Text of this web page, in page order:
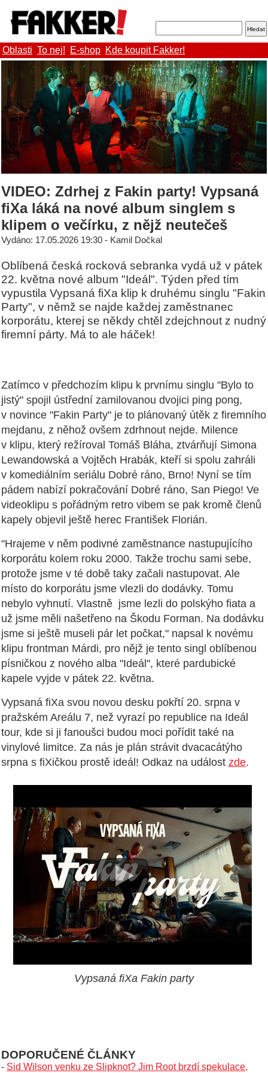
Oblasti To nej! E-shop Kde koupit Fakker!
VIDEO: Zdrhej z Fakin party! Vypsaná
fiXa láká na nové album singlem s
klipem o večírku, z nějž neutečeš
Vydáno: 17.05.2026 19:30 - Kamil Dočkal
Oblíbená česká rocková sebranka vydá už v pátek
22. května nové album "Ideál". Týden před tím
vypustila Vypsaná fiXa klip k druhému singlu "Fakin
Party", v němž se najde každej zaměstnanec
korporátu, kterej se někdy chtěl zdejchnout z nudný
firemní párty. Má to ale háček!
Zatímco v předchozím klipu k prvnímu singlu "Bylo to
jistý" spojil ústřední zamilovanou dvojici ping pong,
v novince "Fakin Party" je to plánovaný útěk z firemního
mejdanu, z něhož ovšem zdrhnout nejde. Milence
v klipu, který režíroval Tomáš Bláha, ztvárňují Simona
Lewandowská a Vojtěch Hrabák, kteří si spolu zahráli
v komediálním seriálu Dobré ráno, Brno! Nyní se tím
pádem nabízí pokračování Dobré ráno, San Piego! Ve
videoklipu s pořádným retro vibem se pak kromě členů
kapely objevil ještě herec František Florián.
"Hrajeme v něm podivné zaměstnance nastupujícího
korporátu kolem roku 2000. Takže trochu sami sebe,
protože jsme v té době taky začali nastupovat. Ale
místo do korporátu jsme vlezli do dodávky. Tomu
nebylo vyhnutí. Vlastně jsme lezli do polskýho fiata a
už jsme měli našetřeno na Škodu Forman. Na dodávku
jsme si ještě museli pár let počkat," napsal k novému
klipu frontman Márdi, pro nějž je tento singl oblíbenou
písničkou z nového alba "Ideál", které pardubické
kapele vyjde v pátek 22. května.
Vypsaná fiXa svou novou desku pokřtí 20. srpna v
pražském Areálu 7, než vyrazí po republice na Ideál
tour, kde si ji fanoušci budou moci pořídit také na
vinylové limitce. Za nás je plán strávit dvacacátýho
srpna s fiXičkou prostě ideál! Odkaz na událost zde.
Vypsaná fiXa Fakin party
DOPORUČENÉ ČLÁNKY
- Sid Wilson venku ze Slipknot? Jim Root brzdí spekulace,